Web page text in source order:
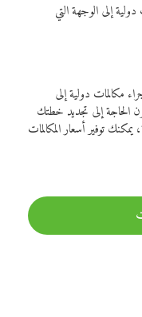
دولية إلى الوجهة التي
مكالمات دولية إلى
الحاجة إلى تجديد خطتك
توفير أسعار المكالمات